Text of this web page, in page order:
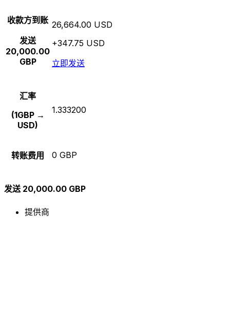
收款方到账
发送
20,000.00
GBP
26,664.00 USD
+347.75 USD
立即发送
汇率
(1GBP →
USD)
1.333200
转账费用 0 GBP
发送 20,000.00 GBP
提供商